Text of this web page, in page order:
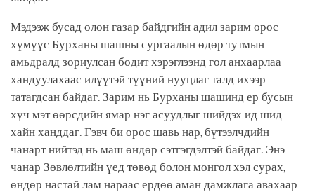
Мэдээж бусад олон газар байдгийн адил зарим орос
хүмүүс Бурханы шашны сургаалын өдөр тутмын
амьдралд зориулсан бодит хэрэглээнд гол анхаарлаа
хандуулахаас илүүтэй түүний нууцлаг талд ихээр
татагдсан байдаг. Зарим нь Бурханы шашинд ер бусын
хүч мэт өөрсдийн ямар нэг асуудлыг шийдэх ид шид
хайн ханддаг. Гэвч би орос шавь нар, бүтээлчдийн
чанарт нийтэд нь маш өндөр сэтгэгдэлтэй байдаг. Энэ
чанар Зөвлөлтийн үед төвөд болон монгол хэл сурах,
өндөр настай лам нараас ердөө аман дамжлага авахаар